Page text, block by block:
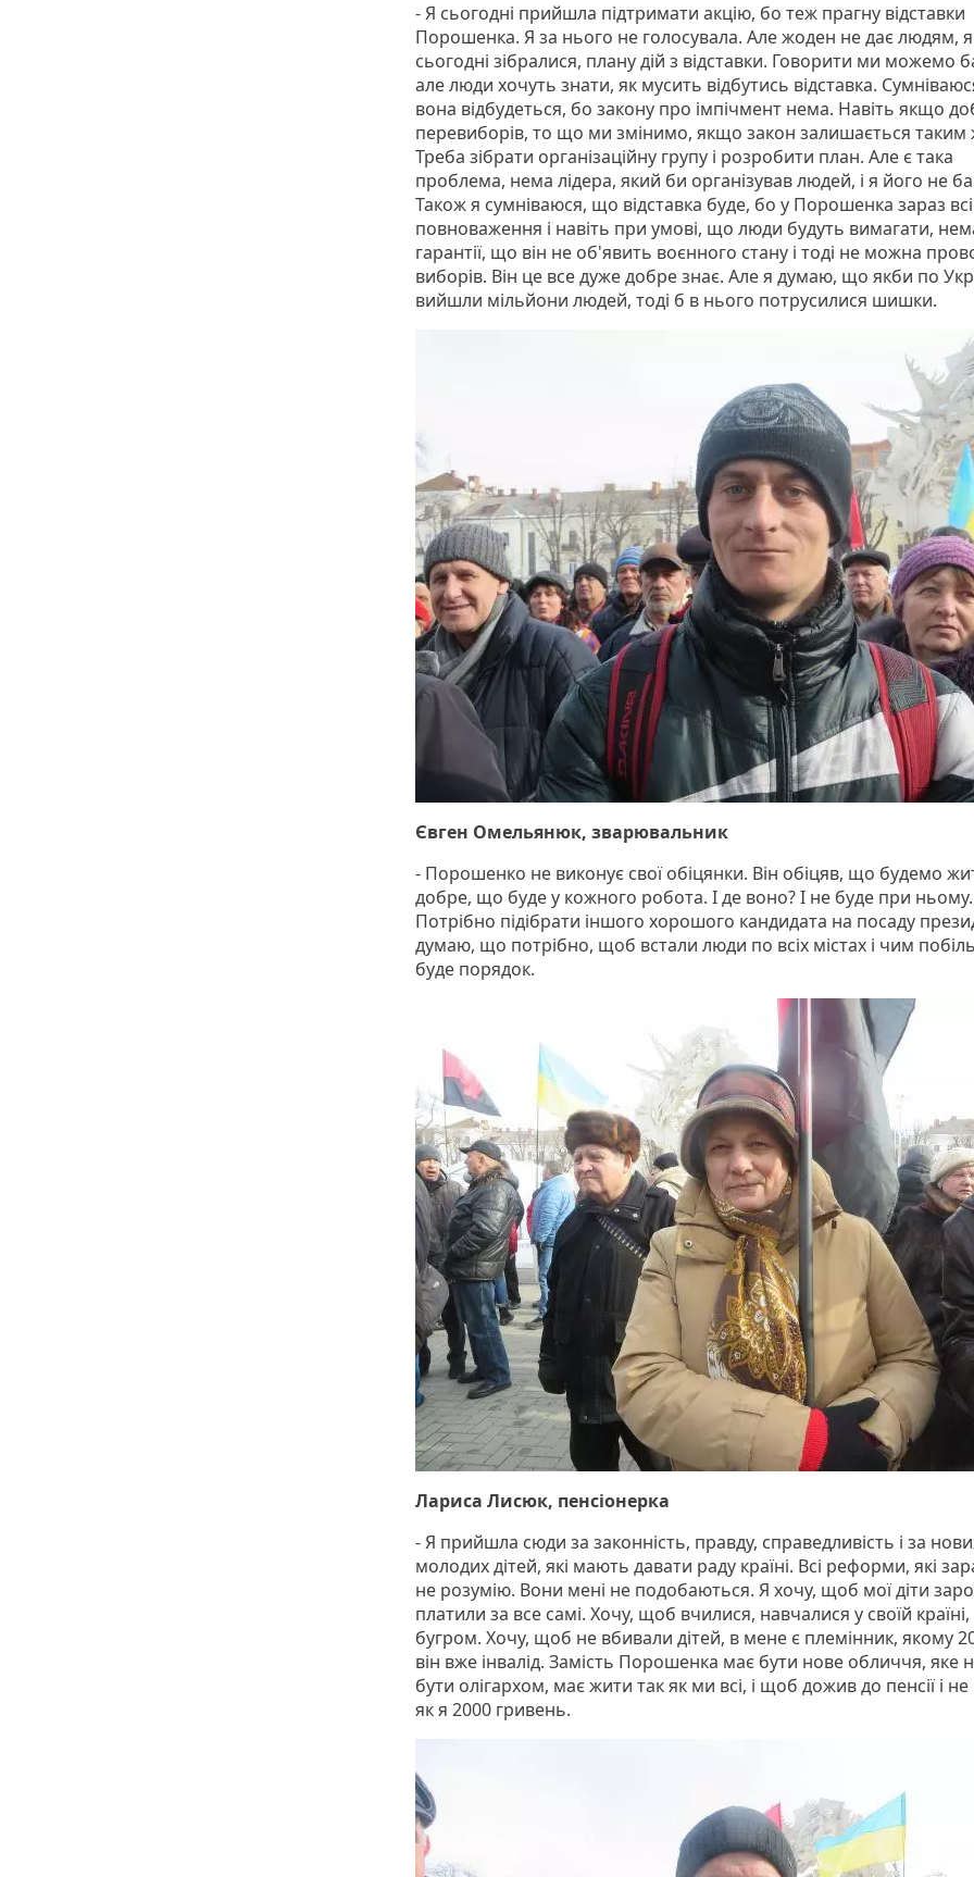
- Я сьогодні прийшла підтримати акцію, бо теж прагну відставки
Порошенка. Я за нього не голосувала. Але жоден не дає людям,
сьогодні зібралися, плану дій з відставки. Говорити ми можемо
але люди хочуть знати, як мусить відбутись відставка.
вона відбудеться, бо закону про імпічмент нема. Навіть якщо
перевиборів, то що ми змінимо, якщо закон залишається таким
Треба зібрати організаційну групу і розробити план. Але є така
проблема, нема лідера, який би організував людей, і я його не
Також я сумніваюся, що відставка буде, бо у Порошенка зараз всі
повноваження і навіть при умові, що люди будуть вимагати,
гарантії, що він не об'явить воєнного стану і тоді не можна
виборів. Він це все дуже добре знає. Але я думаю, що якби по
вийшли мільйони людей, тоді б в нього потрусилися шишки.
Євген Омельянюк, зварювальник
- Порошенко не виконує свої обіцянки. Він обіцяв, що будемо
добре, що буде у кожного робота. І де воно? І не буде при ньому.
Потрібно підібрати іншого хорошого кандидата на посаду
думаю, що потрібно, щоб встали люди по всіх містах і чим
буде порядок.
Лариса Лисюк, пенсіонерка
- Я прийшла сюди за законність, правду, справедливість і за
молодих дітей, які мають давати раду країні. Всі реформи, які
не розумію. Вони мені не подобаються. Я хочу, щоб мої діти
платили за все самі. Хочу, щоб вчилися, навчалися у своїй
бугром. Хочу, щоб не вбивали дітей, в мене є племінник, якому
він вже інвалід. Замість Порошенка має бути нове обличчя, яке
бути олігархом, має жити так як ми всі, і щоб дожив до пенсії і
як я 2000 гривень.